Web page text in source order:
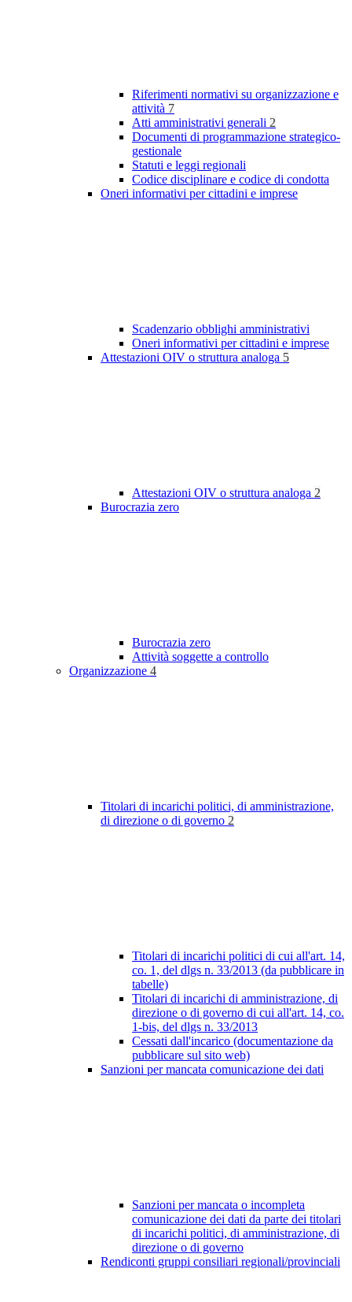
Riferimenti normativi su organizzazione e
attività 7
Atti amministrativi generali 2
Documenti di programmazione strategico-
gestionale
Statuti e leggi regionali
Codice disciplinare e codice di condotta
Oneri informativi per cittadini e imprese
Scadenzario obblighi amministrativi
Oneri informativi per cittadini e imprese
Attestazioni OIV o struttura analoga 5
Attestazioni OIV o struttura analoga 2
Burocrazia zero
Burocrazia zero
Attività soggette a controllo
Organizzazione 4
Titolari di incarichi politici, di amministrazione,
di direzione o di governo 2
Titolari di incarichi politici di cui all'art. 14,
co. 1, del dlgs n. 33/2013 (da pubblicare in
tabelle)
Titolari di incarichi di amministrazione, di
direzione o di governo di cui all'art. 14, co.
1-bis, del dlgs n. 33/2013
Cessati dall'incarico (documentazione da
pubblicare sul sito web)
Sanzioni per mancata comunicazione dei dati
Sanzioni per mancata o incompleta
comunicazione dei dati da parte dei titolari
di incarichi politici, di amministrazione, di
direzione o di governo
Rendiconti gruppi consiliari regionali/provinciali